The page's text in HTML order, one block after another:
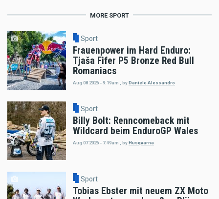
MORE SPORT
Sport
Frauenpower im Hard Enduro:
Tjaša Fifer P5 Bronze Red Bull
Romaniacs
Aug 08 2026 - 9:19am , byDaniele Alessandro
Sport
Billy Bolt: Renncomeback mit
Wildcard beim EnduroGP Wales
Aug 07 2026 - 7:49am byHusqvarna
Sport
Tobias Ebster mit neuem ZX Moto